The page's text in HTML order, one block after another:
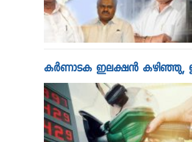
കർണാടക ഇലക്ഷൻ കഴിഞ്ഞു,